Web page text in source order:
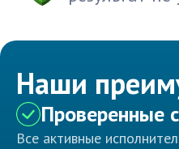
Наши
Проверенные
Все активные